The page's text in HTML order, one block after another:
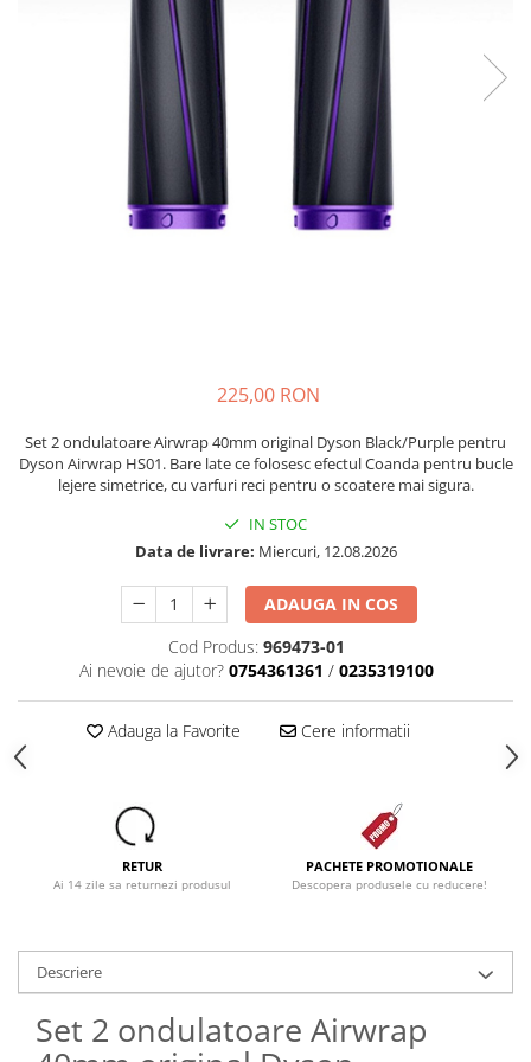
Accesorii Electrocasnice Mici
Filtre Purificatoare Aer
Accesorii Piese Aer Conditionat
225,00 RON
Set 2 ondulatoare Airwrap 40mm original Dyson Black/Purple pentru
Dyson Airwrap HS01. Bare late ce folosesc efectul Coanda pentru bucle
lejere simetrice, cu varfuri reci pentru o scoatere mai sigura.
IN STOC
Data de livrare: Miercuri, 12.08.2026
ADAUGA IN COS
Cod Produs: 969473-01
Ai nevoie de ajutor? 0754361361 / 0235319100
Adauga la Favorite Cere informatii
RETUR
Ai 14 zile sa returnezi produsul
PACHETE PROMOTIONALE
Descopera produsele cu reducere!
Descriere
Set 2 ondulatoare Airwrap